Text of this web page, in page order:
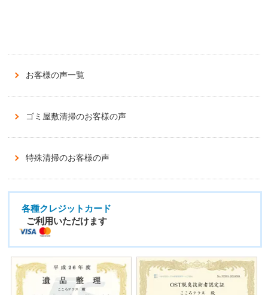
お客様の声一覧
ゴミ屋敷清掃のお客様の声
特殊清掃のお客様の声
各種クレジットカード
ご利用いただけます